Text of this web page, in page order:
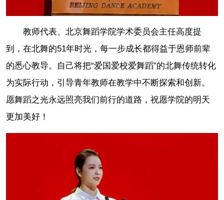
教师代表、北京舞蹈学院学术委员会主任高度提
到，在北舞的51年时光，每一步成长都得益于恩师前辈
的悉心教导。自己将把“爱国爱校爱舞蹈”的北舞传统转化
为实际行动，引导青年教师在教学中不断探索和创新。
愿舞蹈之光永远照亮我们前行的道路，祝愿学院的明天
更加美好！